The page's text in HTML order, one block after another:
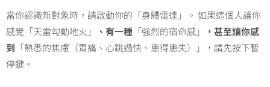
當你認識新對象時，請啟動你的「身體雷達」。 如果這個人讓你
感覺「天雷勾動地火」
、有一種 「強烈的宿命感」
，甚至讓你感
到 「熟悉的焦慮（胃痛、心跳過快、患得患失）」，請先按下暫
停鍵。